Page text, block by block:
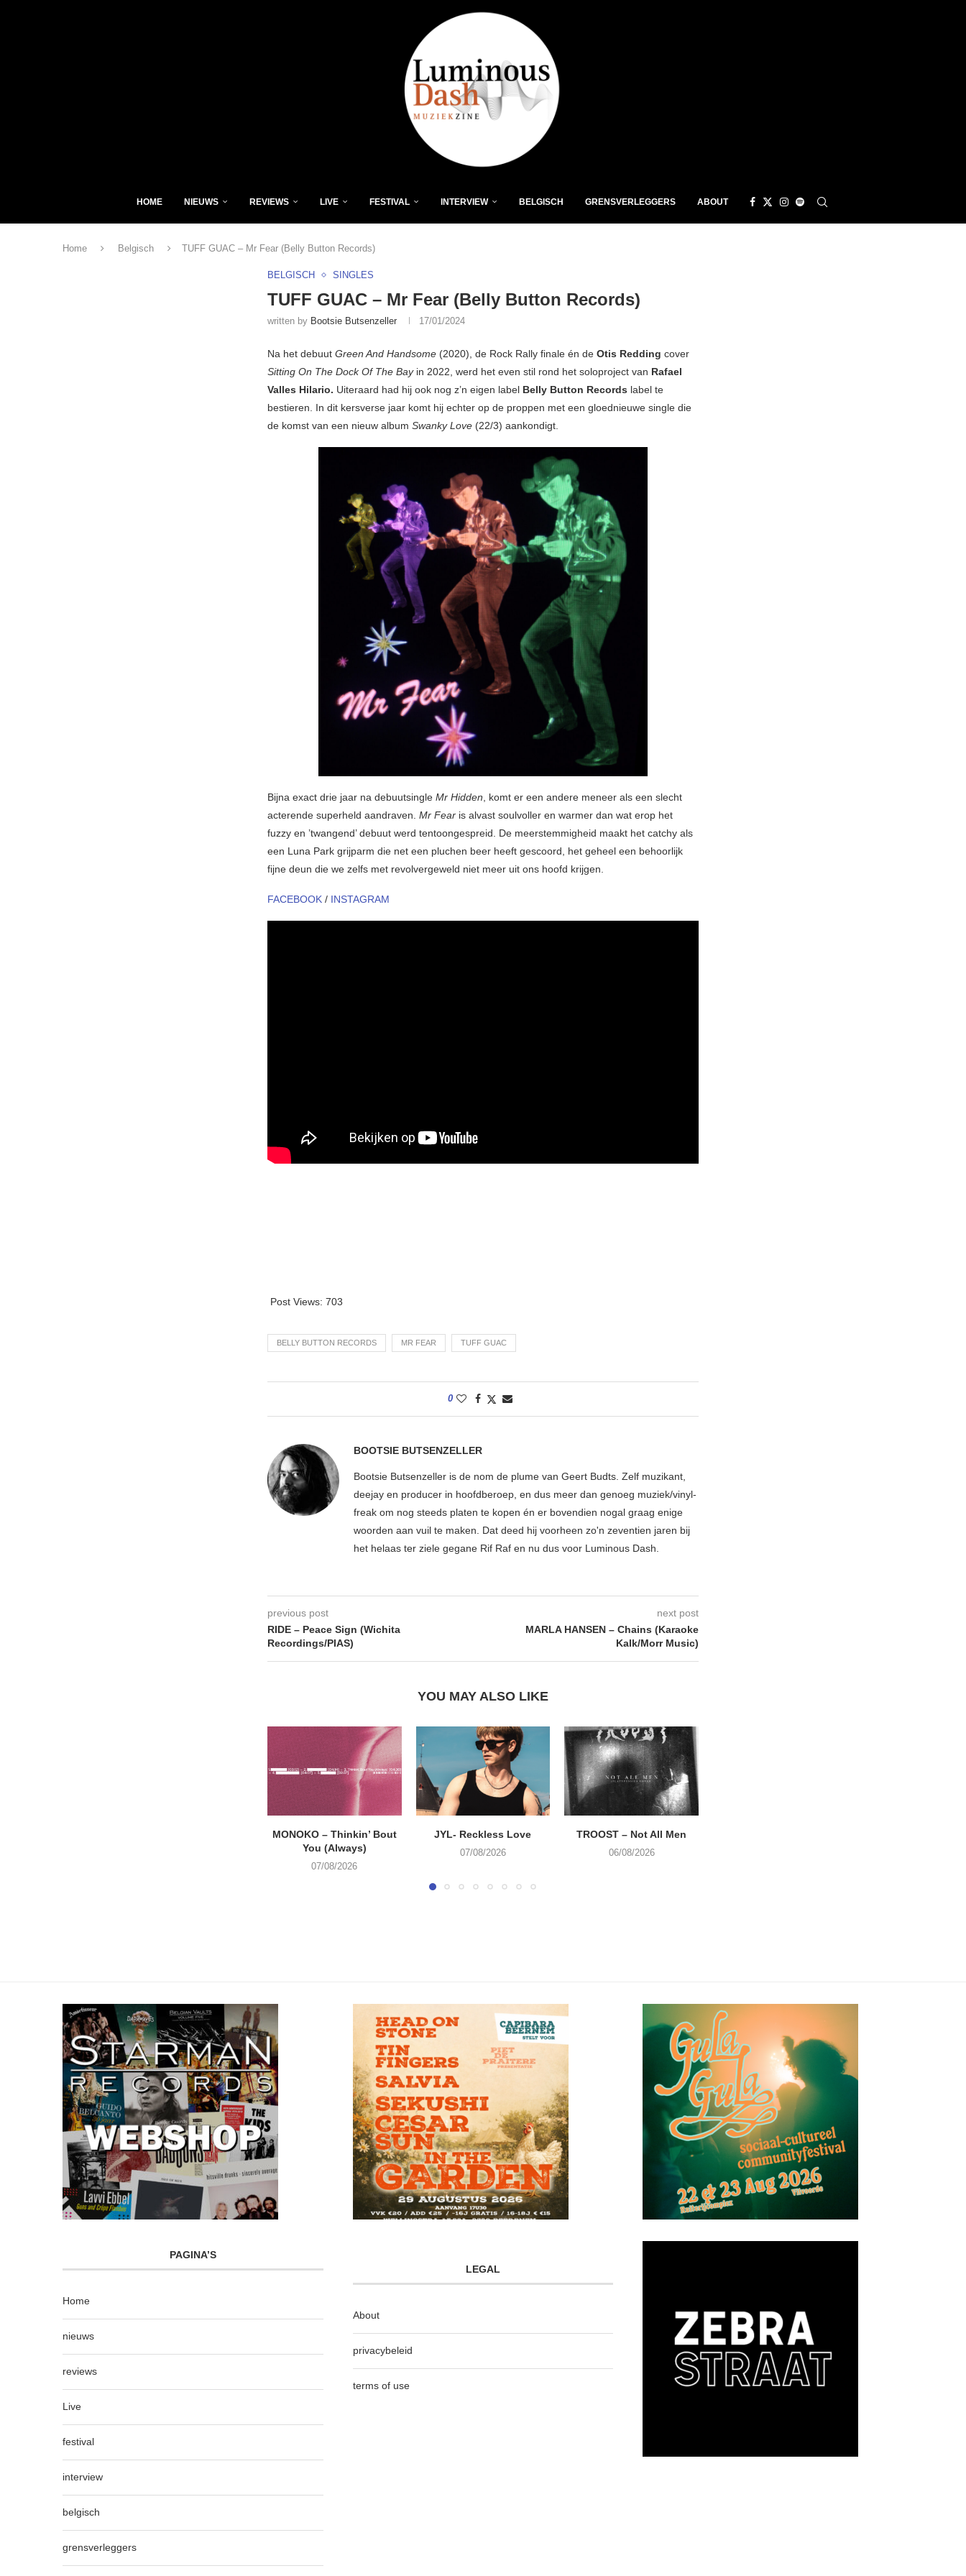
HOME NIEUWS REVIEWS LIVE FESTIVAL INTERVIEW BELGISCH GRENSVERLEGGERS ABOUT
Home Belgisch TUFF GUAC – Mr Fear (Belly Button Records)
BELGISCH SINGLES
TUFF GUAC – Mr Fear (Belly Button Records)
written by Bootsie Butsenzeller 17/01/2024
Na het debuut Green And Handsome (2020), de Rock Rally finale én de Otis Redding cover
Sitting On The Dock Of The Bayin 2022, werd het even stil rond het soloproject van Rafael
Valles Hilario. Uiteraard had hij ook nog z’n eigen label Belly Button Records label te
bestieren. In dit kersverse jaar komt hij echter op de proppen met een gloednieuwe single die
de komst van een nieuw album Swanky Love (22/3) aankondigt.
Bijna exact drie jaar na debuutsingle Mr Hidden, komt er een andere meneer als een slecht
acterende superheld aandraven. Mr Fear is alvast soulvoller en warmer dan wat erop het
fuzzy en ’twangend’ debuut werd tentoongespreid. De meerstemmigheid maakt het catchy als
een Luna Park grijparm die net een pluchen beer heeft gescoord, het geheel een behoorlijk
fijne deun die we zelfs met revolvergeweld niet meer uit ons hoofd krijgen.
FACEBOOK / INSTAGRAM
Post Views: 703
BELLY BUTTON RECORDS MR FEAR TUFF GUAC
0
BOOTSIE BUTSENZELLER
Bootsie Butsenzeller is de nom de plume van Geert Budts. Zelf muzikant,
deejay en producer in hoofdberoep, en dus meer dan genoeg muziek/vinyl-
freak om nog steeds platen te kopen én er bovendien nogal graag enige
woorden aan vuil te maken. Dat deed hij voorheen zo'n zeventien jaren bij
het helaas ter ziele gegane Rif Raf en nu dus voor Luminous Dash.
previous post
RIDE – Peace Sign (Wichita
Recordings/PIAS)
next post
MARLA HANSEN – Chains (Karaoke
Kalk/Morr Music)
YOU MAY ALSO LIKE
MONOKO – Thinkin’ Bout
You (Always)
07/08/2026
JYL- Reckless Love
07/08/2026
TROOST – Not All Men
06/08/2026
PAGINA’S
Home
nieuws
reviews
Live
festival
interview
belgisch
grensverleggers
LEGAL
About
privacybeleid
terms of use